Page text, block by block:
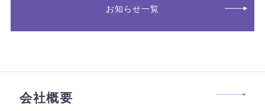
お知らせ一覧
会社概要